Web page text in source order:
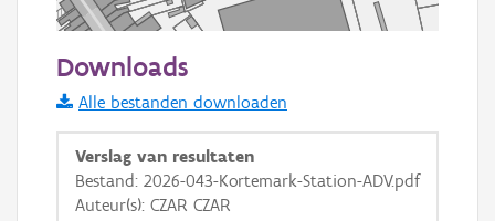
Informatie Vlaanderen
i
+ −
Downloads
Alle bestanden downloaden
Verslag van resultaten
Bestand: 2026-043-Kortemark-Station-ADV.pdf
Auteur(s): CZAR CZAR